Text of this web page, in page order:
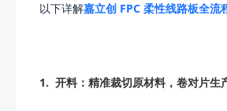
以下详解嘉立创 FPC 柔性线路板全流
1. 开料：精准裁切原材料，卷对片生